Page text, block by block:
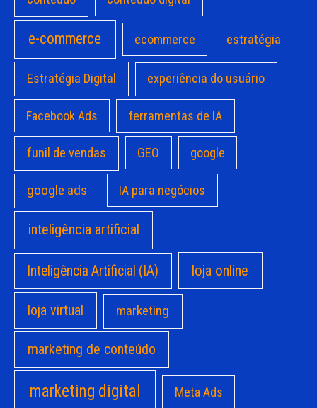
e-commerce ecommerce estratégia
Estratégia Digital experiência do usuário
Facebook Ads ferramentas de IA
funil de vendas GEO google
google ads IA para negócios
inteligência artificial
Inteligência Artificial (IA) loja online
loja virtual marketing
marketing de conteúdo
marketing digital Meta Ads